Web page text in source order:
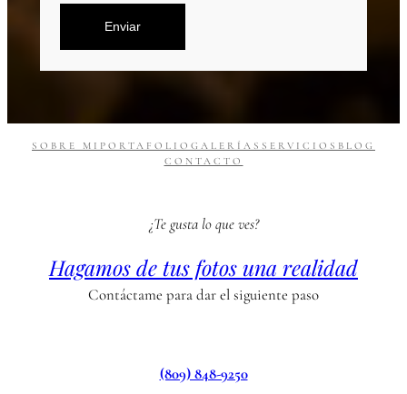
Enviar
SOBRE MI PORTAFOLIO GALERÍAS SERVICIOS BLOG
CONTACTO
¿Te gusta lo que ves?
Hagamos de tus fotos una realidad
Contáctame para dar el siguiente paso
(809) 848-9250